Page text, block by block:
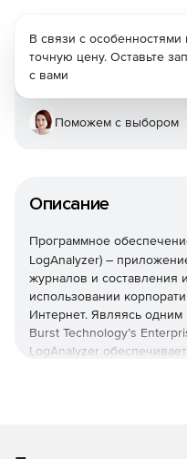
Описание
Программное
LogAnalyzer) –
журналов и составления
использовании
Интернет. Являясь
Burst Technology’s
LogAnalyzer
В связи с
точную цену. Оставьте
с вами
Поможем с выбором